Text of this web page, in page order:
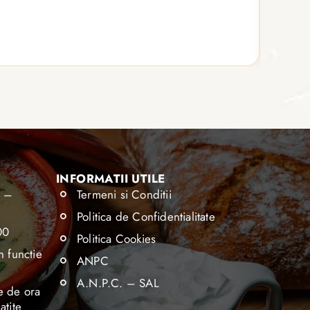
–
functie
de ora
INFORMATII UTILE
Termeni si Conditii
Politica de Confidentialitate
Politica Cookies
ANPC
A.N.P.C. – SAL